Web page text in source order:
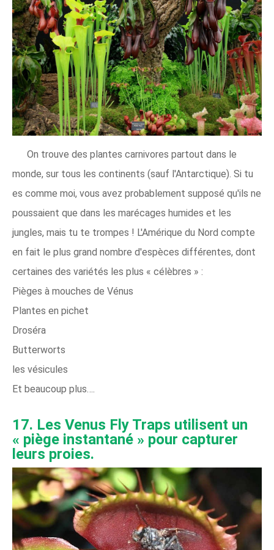
On trouve des plantes carnivores partout dans le
monde, sur tous les continents (sauf l'Antarctique). Si tu
es comme moi, vous avez probablement supposé qu'ils ne
poussaient que dans les marécages humides et les
jungles, mais tu te trompes ! L'Amérique du Nord compte
en fait le plus grand nombre d'espèces différentes, dont
certaines des variétés les plus « célèbres » :
Pièges à mouches de Vénus
Plantes en pichet
Droséra
Butterworts
les vésicules
Et beaucoup plus….
17. Les Venus Fly Traps utilisent un
« piège instantané » pour capturer
leurs proies.